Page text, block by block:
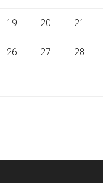
19 20 21
26 27 28